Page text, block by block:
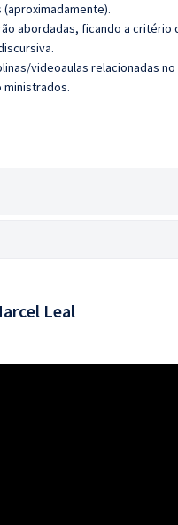
(aproximadamente).
abordadas, ficando a critério
videoaulas relacionadas
ministrados.
Leal